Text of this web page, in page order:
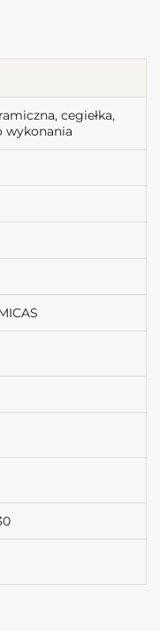
cegiełka,
wykonania